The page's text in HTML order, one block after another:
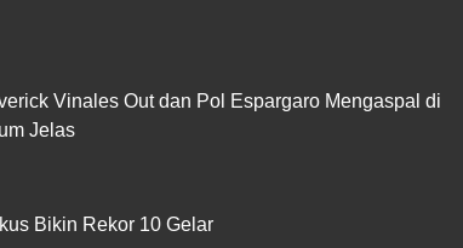
Vinales Out dan Pol Espargaro Mengaspal di
Jelas
Bikin Rekor 10 Gelar